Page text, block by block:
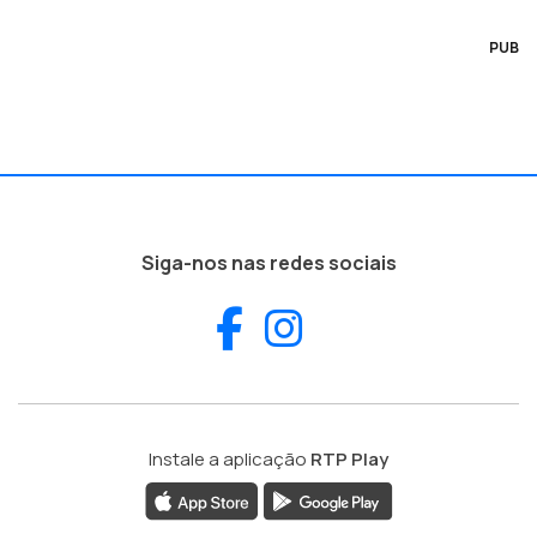
PUB
Siga-nos nas redes sociais
Facebook
Instale a aplicação RTP Play